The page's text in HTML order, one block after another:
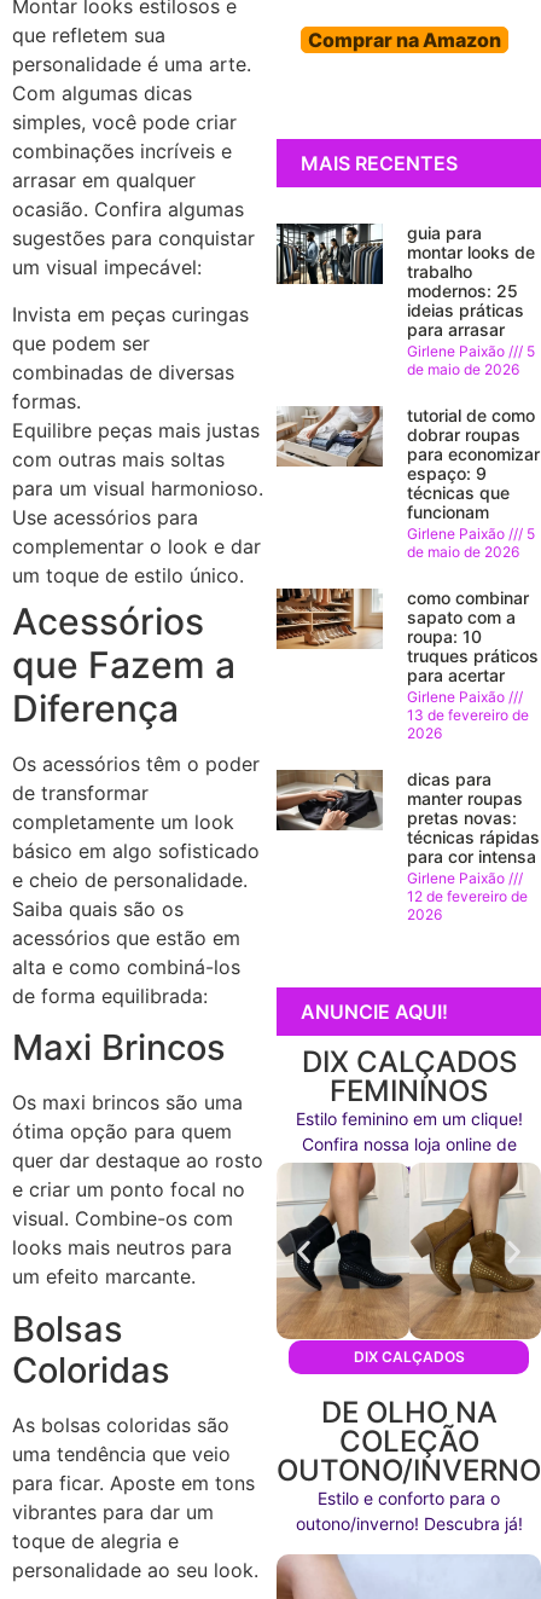
Montar looks estilosos e
que refletem sua
personalidade é uma arte.
Com algumas dicas
simples, você pode criar
combinações incríveis e
arrasar em qualquer
ocasião. Confira algumas
sugestões para conquistar
um visual impecável:
Invista em peças curingas
que podem ser
combinadas de diversas
formas.
Equilibre peças mais justas
com outras mais soltas
para um visual harmonioso.
Use acessórios para
complementar o look e dar
um toque de estilo único.
Acessórios
que Fazem a
Diferença
Os acessórios têm o poder
de transformar
completamente um look
básico em algo sofisticado
e cheio de personalidade.
Saiba quais são os
acessórios que estão em
alta e como combiná-los
de forma equilibrada:
Maxi Brincos
Os maxi brincos são uma
ótima opção para quem
quer dar destaque ao rosto
e criar um ponto focal no
visual. Combine-os com
looks mais neutros para
um efeito marcante.
Bolsas
Coloridas
As bolsas coloridas são
uma tendência que veio
para ficar. Aposte em tons
vibrantes para dar um
toque de alegria e
personalidade ao seu look.
Comprar na Amazon
MAIS RECENTES
guia para
montar looks de
trabalho
modernos: 25
ideias práticas
para arrasar
Girlene Paixão
5
de maio de 2026
tutorial de como
dobrar roupas
para economizar
espaço: 9
técnicas que
funcionam
Girlene Paixão
5
de maio de 2026
como combinar
sapato com a
roupa: 10
truques práticos
para acertar
Girlene Paixão
13 de fevereiro de
2026
dicas para
manter roupas
pretas novas:
técnicas rápidas
para cor intensa
Girlene Paixão
12 de fevereiro de
2026
ANUNCIE AQUI!
DIX CALÇADOS
FEMININOS
Estilo feminino em um clique!
Confira nossa loja online de
calçados agora mesmo!
DIX CALÇADOS
DE OLHO NA
COLEÇÃO
OUTONO/INVERNO
Estilo e conforto para o
outono/inverno! Descubra já!